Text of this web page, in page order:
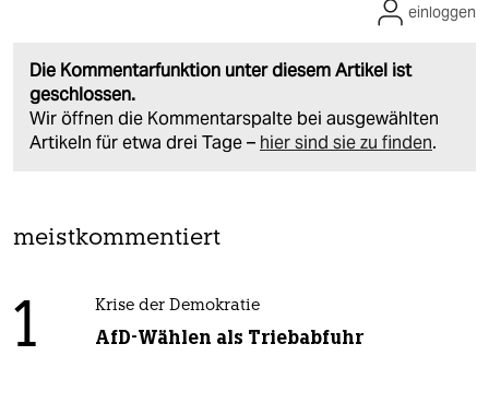
Die Kommentarfunktion unter diesem Artikel ist
geschlossen.
Wir öffnen die Kommentarspalte bei ausgewählten
Artikeln für etwa drei Tage – hier sind sie zu finden.
einloggen
meistkommentiert
1 Krise der Demokratie
AfD-Wählen als Triebabfuhr